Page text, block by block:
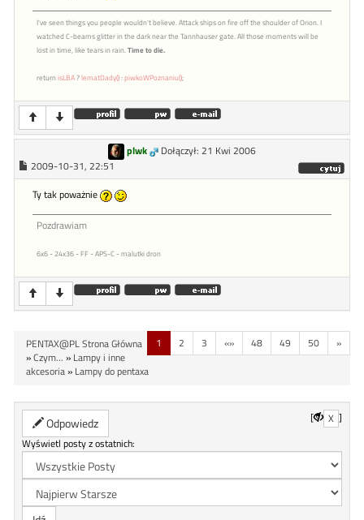
I've seen things you people wouldn't believe. Attack ships on fire off the shoulder of Orion. I
watched C-beams glitter in the dark near the Tannhauser gate. All those moments will be
lost in time, like tears in rain.Time to die.
returnisLBA?lematDady():piwkoWPoznaniu();
plwk
Dołączył: 21 Kwi 2006
2009-10-31, 22:51
Ty tak poważnie
Pozdrawiam
6x6 - 24x36 - FF - APS-C - malutki dron
1 2 3 «» 48 49 50 »
PENTAX@PL Strona Główna
»Czym... » Lampy i inne
akcesoria» Lampy do pentaxa
Odpowiedz [ X ]
Wyświetl posty z ostatnich: